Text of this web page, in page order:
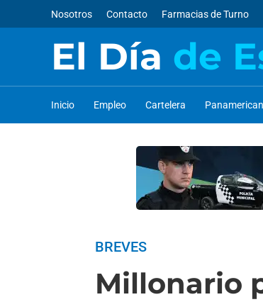
Nosotros Contacto Farmacias de Turno
El Día de
Inicio Empleo Cartelera
BREVES
Millonario